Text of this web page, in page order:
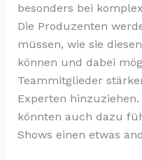
besonders bei
Die Produzenten
müssen, wie sie
können und dabei
Teammitglieder
Experten hinzuziehen.
könnten auch dazu
Shows einen etwas